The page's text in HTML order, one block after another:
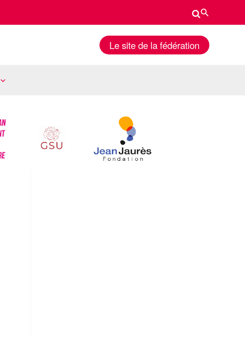
Rechercher
Le site de la fédération